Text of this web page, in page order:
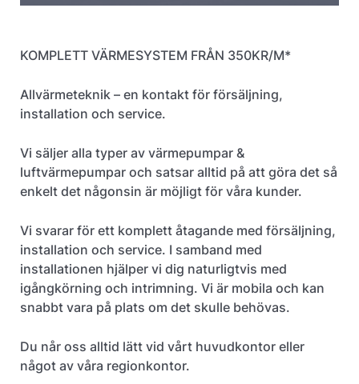
KOMPLETT VÄRMESYSTEM FRÅN 350KR/M*
Allvärmeteknik – en kontakt för försäljning,
installation och service.
Vi säljer alla typer av värmepumpar &
luftvärmepumpar och satsar alltid på att göra det så
enkelt det någonsin är möjligt för våra kunder.
Vi svarar för ett komplett åtagande med försäljning,
installation och service. I samband med
installationen hjälper vi dig naturligtvis med
igångkörning och intrimning. Vi är mobila och kan
snabbt vara på plats om det skulle behövas.
Du når oss alltid lätt vid vårt huvudkontor eller
något av våra regionkontor.